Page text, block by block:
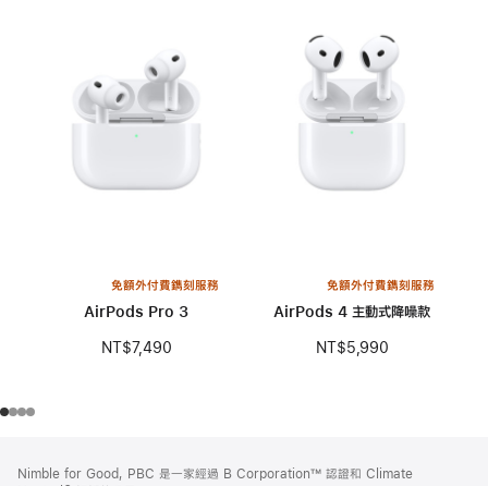
免額外付費鐫刻服務
AirPods Pro 3
NT$7,490
免額外付費鐫刻服務
AirPods 4 主動式降噪款
NT$5,990
腳
Nimble for Good, PBC 是一家經過 B Corporation™ 認證和 Climate